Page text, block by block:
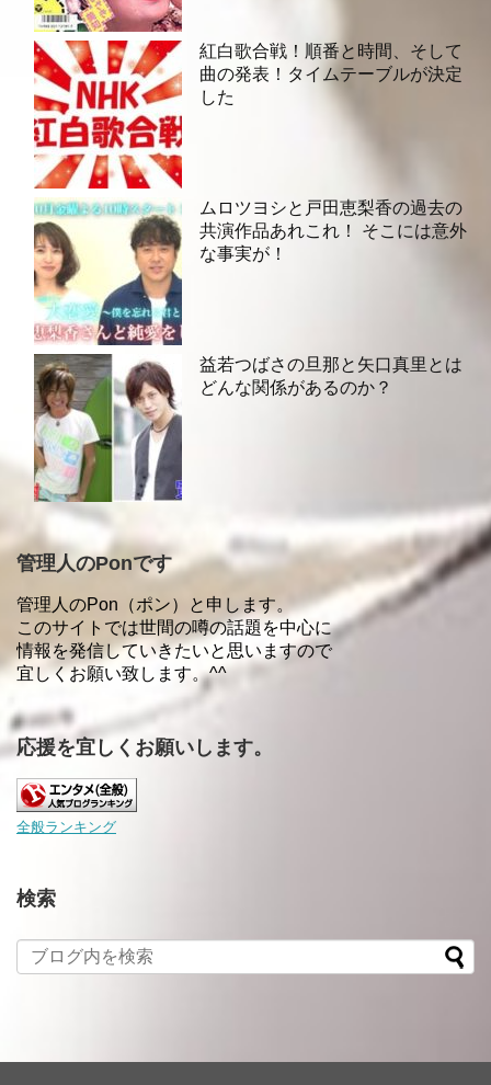
紅白歌合戦！順番と時間、そして
曲の発表！タイムテーブルが決定
した
ムロツヨシと戸田恵梨香の過去の
共演作品あれこれ！ そこには意外
な事実が！
益若つばさの旦那と矢口真里とは
どんな関係があるのか？
管理人のPonです
管理人のPon（ポン）と申します。
このサイトでは世間の噂の話題を中心に
情報を発信していきたいと思いますので
宜しくお願い致します。^^
応援を宜しくお願いします。
全般ランキング
検索